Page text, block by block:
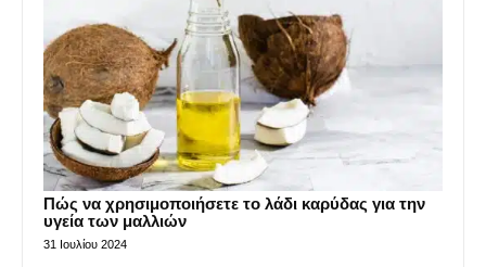
Πώς να χρησιμοποιήσετε το λάδι καρύδας για την
υγεία των μαλλιών
31 Ιουλίου 2024